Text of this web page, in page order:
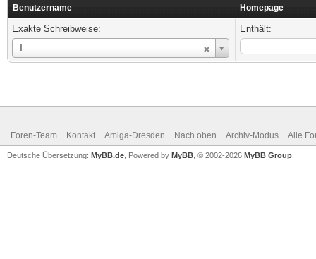
Benutzername Homepage
Exakte Schreibweise:
T
Benutzername
Enthält:
Foren-Team Kontakt Amiga-Dresden Nach oben Archiv-Modus Alle
Deutsche Übersetzung: MyBB.de , Powered by MyBB , © 2002-2026 MyBB Group